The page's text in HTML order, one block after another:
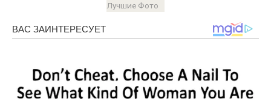
Лучшие Фото